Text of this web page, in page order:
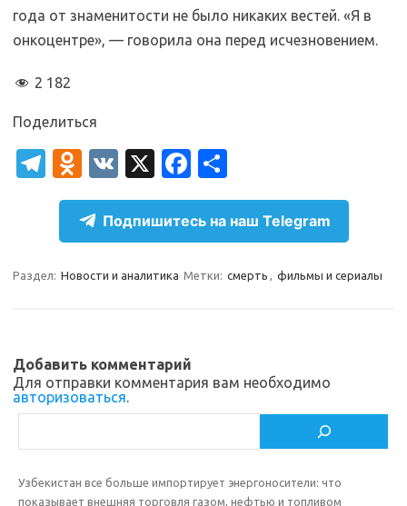
года от знаменитости не было никаких вестей. «Я в
онкоцентре», — говорила она перед исчезновением.
2 182
Поделиться
T
el
gr
a
O
d
n
o
kl
ik
i
V
K
X
Fa
c
e
b
o
т
п
р
а
ь
Подпишитесь на наш Telegram
Раздел: Новости и аналитика Метки: смерть , фильмы и сериалы
Добавить комментарий
Для отправки комментария вам необходимо
авторизоваться.
Узбекистан все больше импортирует энергоносители: что
показывает внешняя торговля газом, нефтью и топливом